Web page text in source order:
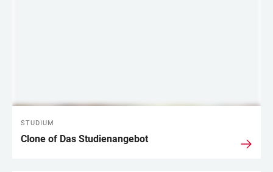
STUDIUM
Clone of Das Studienangebot